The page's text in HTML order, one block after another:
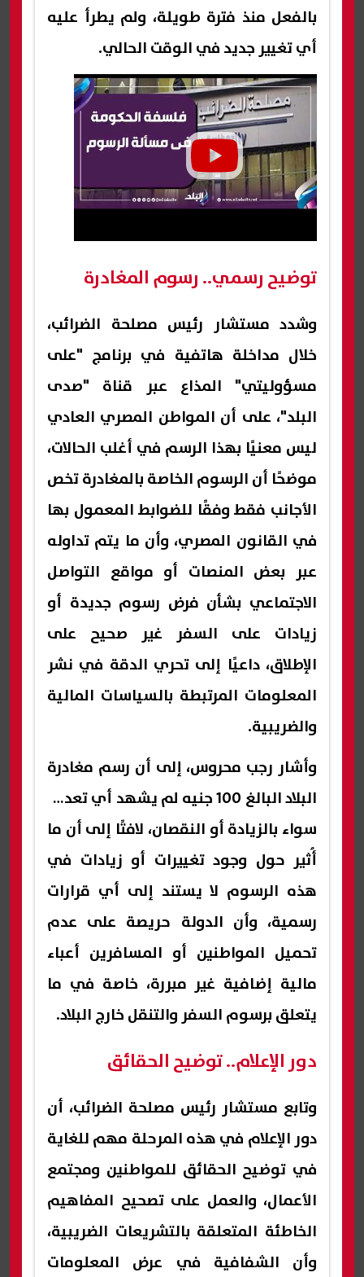
بالفعل منذ فترة طويلة، ولم يطرأ عليه
أي تغيير جديد في الوقت الحالي.
توضيح رسمي.. رسوم المغادرة
وشدد مستشار رئيس مصلحة الضرائب،
خلال مداخلة هاتفية في برنامج "على
مسؤوليتي" المذاع عبر قناة "صدى
البلد"، على أن المواطن المصري العادي
ليس معنيًا بهذا الرسم في أغلب الحالات،
موضحًا أن الرسوم الخاصة بالمغادرة تخص
الأجانب فقط وفقًا للضوابط المعمول بها
في القانون المصري، وأن ما يتم تداوله
عبر بعض المنصات أو مواقع التواصل
الاجتماعي بشأن فرض رسوم جديدة أو
زيادات على السفر غير صحيح على
الإطلاق، داعيًا إلى تحري الدقة في نشر
المعلومات المرتبطة بالسياسات المالية
والضريبية.
وأشار رجب محروس، إلى أن رسم مغادرة
البلاد البالغ 100 جنيه لم يشهد أي تعديل
سواء بالزيادة أو النقصان، لافتًا إلى أن ما
أُثير حول وجود تغييرات أو زيادات في
هذه الرسوم لا يستند إلى أي قرارات
رسمية، وأن الدولة حريصة على عدم
تحميل المواطنين أو المسافرين أعباء
مالية إضافية غير مبررة، خاصة في ما
يتعلق برسوم السفر والتنقل خارج البلاد.
دور الإعلام.. توضيح الحقائق
وتابع مستشار رئيس مصلحة الضرائب، أن
دور الإعلام في هذه المرحلة مهم للغاية
في توضيح الحقائق للمواطنين ومجتمع
الأعمال، والعمل على تصحيح المفاهيم
الخاطئة المتعلقة بالتشريعات الضريبية،
وأن الشفافية في عرض المعلومات